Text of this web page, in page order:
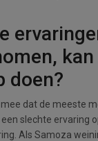
doen?
mee dat de meeste
slechte ervaring
Als Samoza